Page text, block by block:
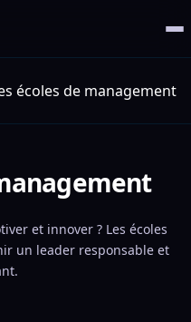
écoles de management
et innover ? Les écoles
un leader responsable et